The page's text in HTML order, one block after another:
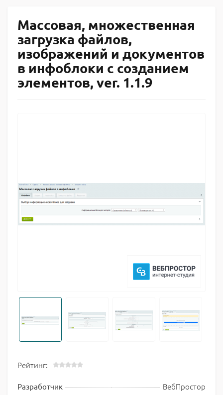
Массовая, множественная
загрузка файлов,
изображений и документов
в инфоблоки с созданием
элементов, ver. 1.1.9
Рейтинг:
Разработчик
ВебПростор